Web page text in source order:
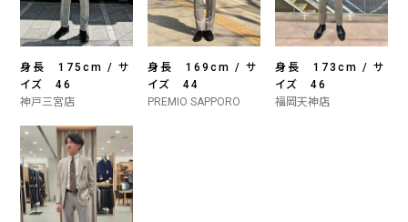
身長 175cm / サ
イズ 46
神戸三宮店
身長 169cm / サ
イズ 44
PREMIO SAPPORO
身長 173cm / サ
イズ 46
福岡天神店